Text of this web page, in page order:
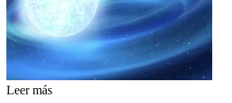
Leer más